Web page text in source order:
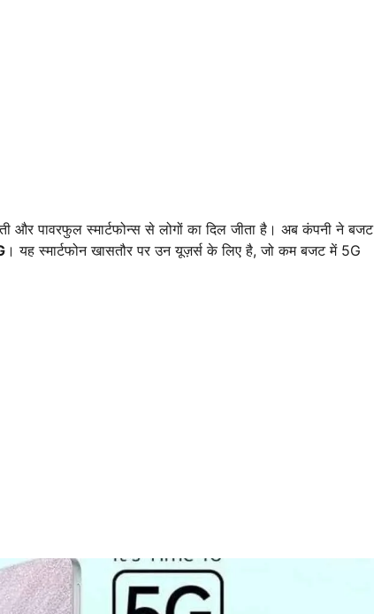
और पावरफुल स्मार्टफोन्स से लोगों का दिल जीता है। अब कंपनी ने बजट
। यह स्मार्टफोन खासतौर पर उन यूज़र्स के लिए है, जो कम बजट में 5G